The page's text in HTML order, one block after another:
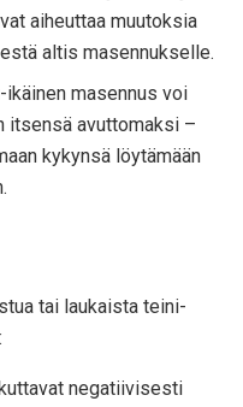
aiheuttaa muutoksia
altis masennukselle.
ikäinen masennus voi
itsensä avuttomaksi –
kykynsä löytämään
tai laukaista teini-
negatiivisesti